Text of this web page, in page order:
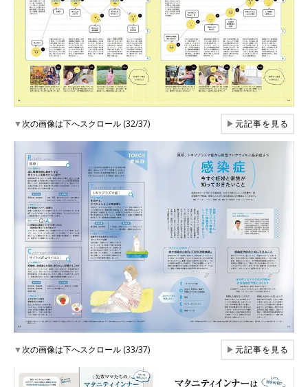
▼次の画像は下へスクロール (32/37) ▶元記事を見る
▼次の画像は下へスクロール (33/37) ▶元記事を見る